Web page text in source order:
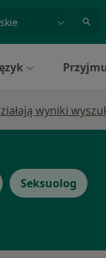
wyniki
Seksuolog